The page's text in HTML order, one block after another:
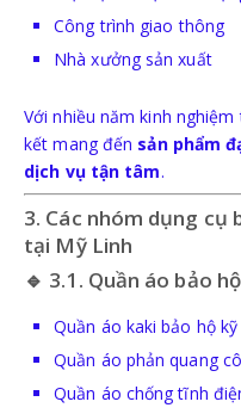
CHỤP TAI CHỐNG
PCCC
BÌNH PHÒNG CHÁY
DỤNG CỤ PHÒNG
Công trình giao thông
Nhà xưởng sản xuất
Với nhiều năm kinh
kết mang đến sản phẩm
dịch vụ tận tâm.
3. Các nhóm dụng cụ
tại Mỹ Linh
🔹 3.1. Quần áo bảo
Quần áo kaki bảo hộ
Quần áo phản quang
Quần áo chống tĩnh